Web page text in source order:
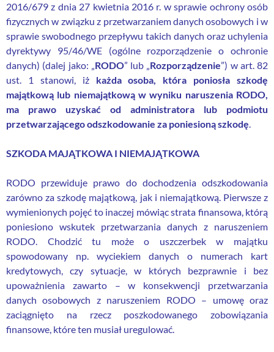
2016/679 z dnia 27 kwietnia 2016 r. w sprawie ochrony osób
fizycznych w związku z przetwarzaniem danych osobowych i w
sprawie swobodnego przepływu takich danych oraz uchylenia
dyrektywy 95/46/WE (ogólne rozporządzenie o ochronie
danych) (dalej jako: „RODO” lub „Rozporządzenie”) w art. 82
ust. 1 stanowi, iż każda osoba, która poniosła szkodę
majątkową lub niemajątkową w wyniku naruszenia RODO,
ma prawo uzyskać od administratora lub podmiotu
przetwarzającego odszkodowanie za poniesioną szkodę.
SZKODA MAJĄTKOWA I NIEMAJĄTKOWA
RODO przewiduje prawo do dochodzenia odszkodowania
zarówno za szkodę majątkową, jak i niemajątkową. Pierwsze z
wymienionych pojęć to inaczej mówiąc strata finansowa, którą
poniesiono wskutek przetwarzania danych z naruszeniem
RODO. Chodzić tu może o uszczerbek w majątku
spowodowany np. wyciekiem danych o numerach kart
kredytowych, czy sytuacje, w których bezprawnie i bez
upoważnienia zawarto – w konsekwencji przetwarzania
danych osobowych z naruszeniem RODO – umowę oraz
zaciągnięto na rzecz poszkodowanego zobowiązania
finansowe, które ten musiał uregulować.